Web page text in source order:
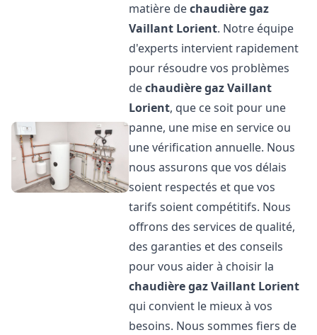
matière dechaudière gaz
Vaillant Lorient. Notre équipe
d'experts intervient rapidement
pour résoudre vos problèmes
dechaudière gaz Vaillant
Lorient, que ce soit pour une
panne, une mise en service ou
une vérification annuelle. Nous
nous assurons que vos délais
soient respectés et que vos
tarifs soient compétitifs. Nous
offrons des services de qualité,
des garanties et des conseils
pour vous aider à choisir la
chaudière gaz Vaillant Lorient
qui convient le mieux à vos
besoins. Nous sommes fiers de